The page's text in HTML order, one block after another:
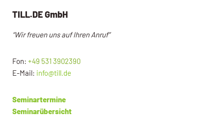
TILL.DE GmbH
“Wir freuen uns auf Ihren Anruf”
Fon: +49 531 3902390
E-Mail: info@till.de
Seminartermine
Seminarübersicht